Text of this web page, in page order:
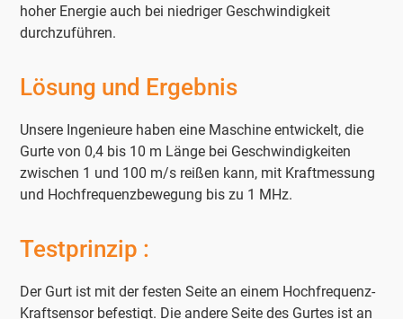
hoher Energie auch bei niedriger Geschwindigkeit
durchzuführen.
Lösung und Ergebnis
Unsere Ingenieure haben eine Maschine entwickelt, die
Gurte von 0,4 bis 10 m Länge bei Geschwindigkeiten
zwischen 1 und 100 m/s reißen kann, mit Kraftmessung
und Hochfrequenzbewegung bis zu 1 MHz.
Testprinzip :
Der Gurt ist mit der festen Seite an einem Hochfrequenz-
Kraftsensor befestigt. Die andere Seite des Gurtes ist an